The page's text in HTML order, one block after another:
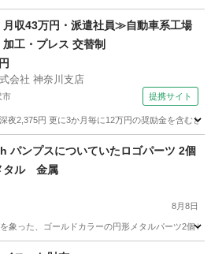
リー スポット
収43万円・派遣社員≫自動車系工場
工・プレス 交替制
会社 神奈川支店
市 提携サイト
夜2,375円 更に3か月毎に12万円の奨励金を含む
パンプスについていたロゴパーツ 2個
タル 金属
8月8日
象った、ゴールドカラーの円形メタルパーツ2個